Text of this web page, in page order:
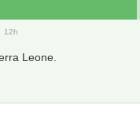
12h
Leone.